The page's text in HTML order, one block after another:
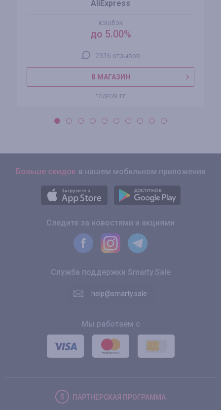
AliExpress
кэшбэк
до 5.00%
2316 отзывов
В МАГАЗИН
ПОДРОБНЕЕ
Больше скидок в нашем мобильном приложении
Следите за новостями и акциями
Служба поддержки Smarty.Sale
help@smarty.sale
Мы работаем с
ПАРТНЕРСКАЯ ПРОГРАММА